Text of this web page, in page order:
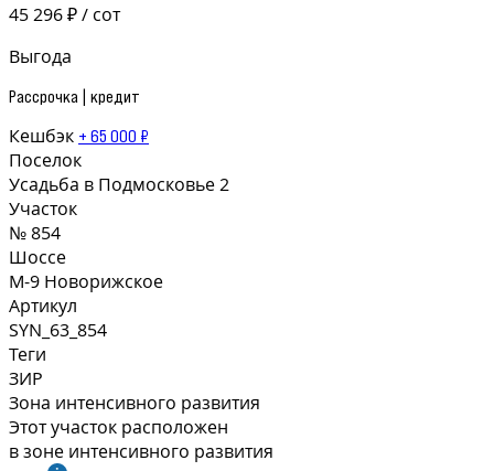
45 296 ₽ / сот
Выгода
Рассрочка | кредит
Кешбэк + 65 000 ₽
Поселок
Усадьба в Подмосковье 2
Участок
№ 854
Шоссе
М-9 Новорижское
Артикул
SYN_63_854
Теги
ЗИР
Зона интенсивного развития
Этот участок расположен
в зоне интенсивного развития